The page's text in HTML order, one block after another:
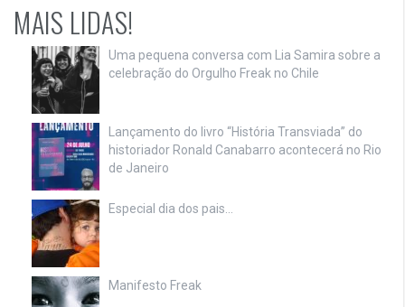
MAIS LIDAS!
Uma pequena conversa com Lia Samira sobre a
celebração do Orgulho Freak no Chile
Lançamento do livro “História Transviada” do
historiador Ronald Canabarro acontecerá no Rio
de Janeiro
Especial dia dos pais…
Manifesto Freak